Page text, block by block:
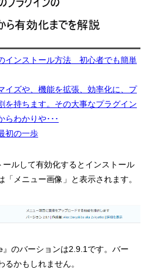
インストール方法 初心者でも簡単
イズや、機能を拡張、効率化に、プ
を持ちます。その大事なプラグイン
らわかりや･･･
初の一歩
ールして有効化するとインストール
メニュー画像」と表示されます。
のバーションは2.9.1です。バー
かもしれません。